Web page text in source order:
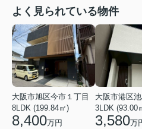
よく見られている物件
大阪市旭区今市１丁目
8LDK (199.84㎡)
8,400万円
大阪市港区
3LDK (93.00
3,580万